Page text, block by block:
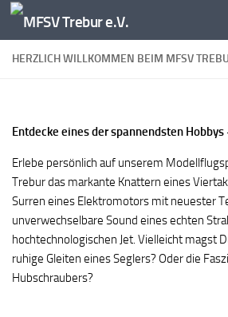
Zum Inhalt springen
HERZLICH WILLKOMMEN BEIM MFSV
Entdecke eines der spannendsten Hobbys
Erlebe persönlich auf unserem
Trebur das markante Knattern eines
Surren eines Elektromotors mit neuester
unverwechselbare Sound eines echten
hochtechnologischen Jet. Vielleicht magst
ruhige Gleiten eines Seglers? Oder die
Hubschraubers?